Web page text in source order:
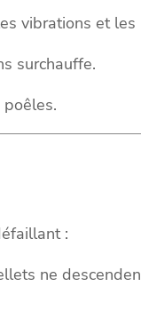
vibrations et
surchauffe.
:
ne